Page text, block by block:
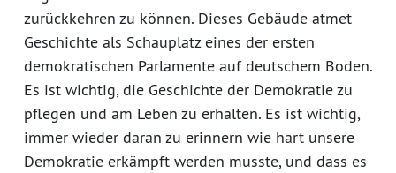
zurückkehren zu können. Dieses Gebäude atmet
Geschichte als Schauplatz eines der ersten
demokratischen Parlamente auf deutschem Boden.
Es ist wichtig, die Geschichte der Demokratie zu
pflegen und am Leben zu erhalten. Es ist wichtig,
immer wieder daran zu erinnern wie hart unsere
Demokratie erkämpft werden musste, und dass es